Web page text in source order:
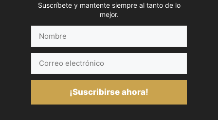
Suscríbete y mantente siempre al tanto de lo
mejor.
electrónico
¡Suscribirse ahora!